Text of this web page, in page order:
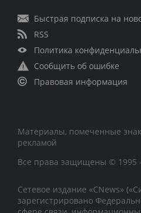
Быстрая подписка на
RSS
Политика
Сообщить об ошибке
Правовая информация
Материалы, помеченные
рекламой
Все права защищены © 1995
Сетевое издание «CNews»
зарегистрировано